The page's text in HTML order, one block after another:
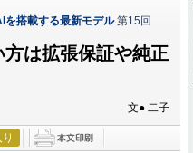
搭載する最新モデル 第15回
は拡張保証や純正
文● 二子